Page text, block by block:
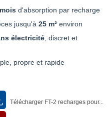
d'absorption par recharge
jusqu'à 25 m²environ
électricité, discret et
propre et rapide
Télécharger FT-2 recharges pour...